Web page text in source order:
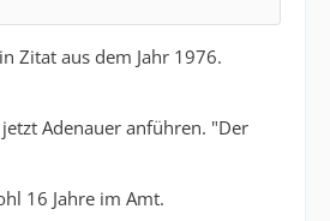
Zitat aus dem Jahr 1976.
Adenauer anführen. "Der
16 Jahre im Amt.